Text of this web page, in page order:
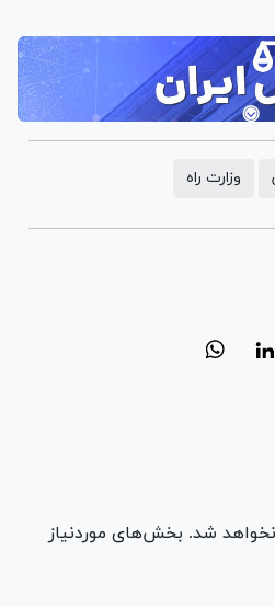
وزارت راه
شد. بخش‌های موردنیاز